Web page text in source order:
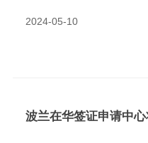
2024-05-10
波兰在华签证申请中